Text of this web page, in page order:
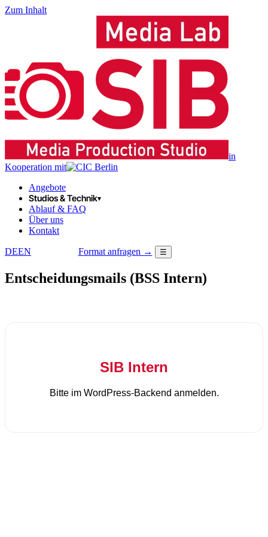
Zum Inhalt
in
Kooperation mit
Angebote
Studios & Technik▾
Ablauf & FAQ
Über uns
Kontakt
DEEN Format anfragen → ☰
Entscheidungsmails (BSS Intern)
SIB Intern
Bitte im WordPress-Backend anmelden.